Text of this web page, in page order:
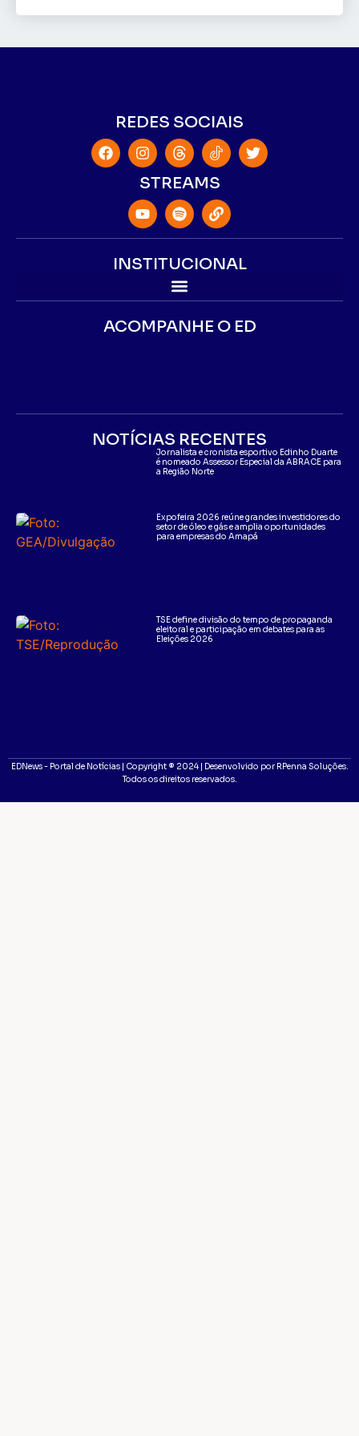
REDES SOCIAIS
STREAMS
INSTITUCIONAL
ACOMPANHE O ED
NOTÍCIAS RECENTES
Jornalista e cronista esportivo Edinho Duarte
é nomeado Assessor Especial da ABRACE para
a Região Norte
Expofeira 2026 reúne grandes investidores do
setor de óleo e gás e amplia oportunidades
para empresas do Amapá
TSE define divisão do tempo de propaganda
eleitoral e participação em debates para as
Eleições 2026
EDNews - Portal de Notícias | Copyright ® 2024 | Desenvolvido por RPenna Soluções.
Todos os direitos reservados.